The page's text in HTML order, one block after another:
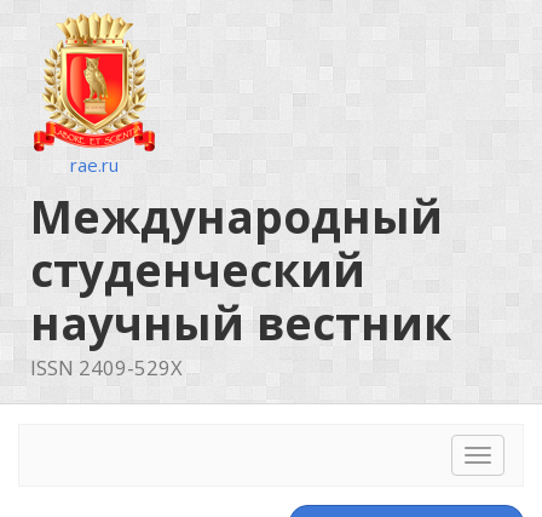
rae.ru
Международный
студенческий
научный вестник
ISSN 2409-529X
Toggle